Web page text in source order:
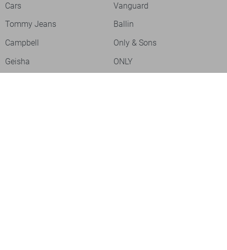
Cars
Vanguard
Tommy Jeans
Ballin
Campbell
Only & Sons
Geisha
ONLY